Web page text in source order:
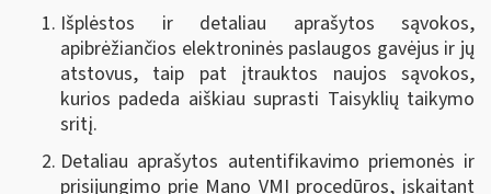
Išplėstos ir detaliau aprašytos sąvokos,
apibrėžiančios elektroninės paslaugos gavėjus ir jų
atstovus, taip pat įtrauktos naujos sąvokos,
kurios padeda aiškiau suprasti Taisyklių taikymo
sritį.
Detaliau aprašytos autentifikavimo priemonės ir
prisijungimo prie Mano VMI procedūros, įskaitant